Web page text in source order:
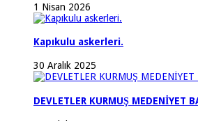
1 Nisan 2026
Kapıkulu askerleri.
30 Aralık 2025
DEVLETLER KURMUŞ MEDENİYET